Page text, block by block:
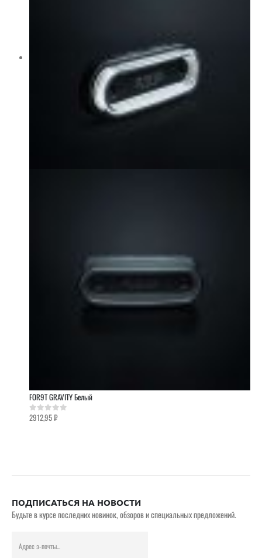
FOR9T GRAVITY Белый
0out of 5
2912,95₽
ПОДПИСАТЬСЯ НА НОВОСТИ
Будьте в курсе последних новинок, обзоров и специальных предложений.